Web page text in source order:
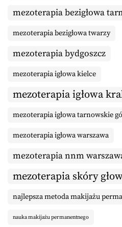
mezoterapia bezigłowa
mezoterapia bezigłowa twarzy
mezoterapia bydgoszcz
mezoterapia igłowa kielce
mezoterapia igłowa
mezoterapia igłowa tarnowskie
mezoterapia igłowa warszawa
mezoterapia nnm
mezoterapia skóry
najlepsza metoda makijażu
nauka makijażu permanentnego